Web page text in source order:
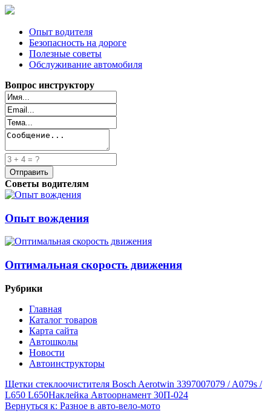
Опыт водителя
Безопасность на дороге
Полезные советы
Обслуживание автомобиля
Вопрос инструктору
Советы водителям
Опыт вождения
Оптимальная скорость движения
Рубрики
Главная
Каталог товаров
Карта сайта
Автошколы
Новости
Автоинструкторы
Щетки стеклоочистителя Bosch Aerotwin 3397007079 / A079s /
L650 L650Наклейка Автоорнамент 30П-024
Вернуться к: Разное в авто-вело-мото